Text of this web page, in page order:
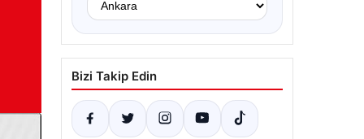
Bizi Takip Edin